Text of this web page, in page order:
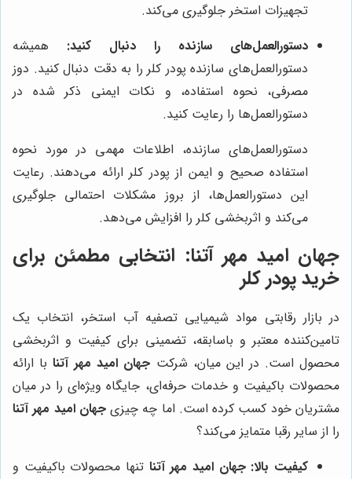
تجهیزات استخر جلوگیری می‌کند.
دستورالعمل‌های سازنده را دنبال کنید: همیشه
دستورالعمل‌های سازنده پودر کلر را به دقت دنبال کنید. دوز
مصرفی، نحوه استفاده، و نکات ایمنی ذکر شده در
دستورالعمل‌ها را رعایت کنید.
دستورالعمل‌های سازنده، اطلاعات مهمی در مورد نحوه
استفاده صحیح و ایمن از پودر کلر ارائه می‌دهند. رعایت
این دستورالعمل‌ها، از بروز مشکلات احتمالی جلوگیری
می‌کند و اثربخشی کلر را افزایش می‌دهد.
جهان امید مهر آتنا: انتخابی مطمئن برای
خرید پودر کلر
در بازار رقابتی مواد شیمیایی تصفیه آب استخر، انتخاب یک
تامین‌کننده معتبر و باسابقه، تضمینی برای کیفیت و اثربخشی
محصول است. در این میان، شرکت جهان امید مهر آتنابا ارائه
محصولات باکیفیت و خدمات حرفه‌ای، جایگاه ویژه‌ای را در میان
مشتریان خود کسب کرده است. اما چه چیزیجهان امید مهر آتنا
را از سایر رقبا متمایز می‌کند؟
کیفیت بالا: جهان امید مهر آتنا تنها محصولات باکیفیت و